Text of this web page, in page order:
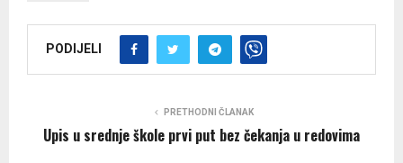
PODIJELI
PRETHODNI ČLANAK
Upis u srednje škole prvi put bez čekanja u redovima